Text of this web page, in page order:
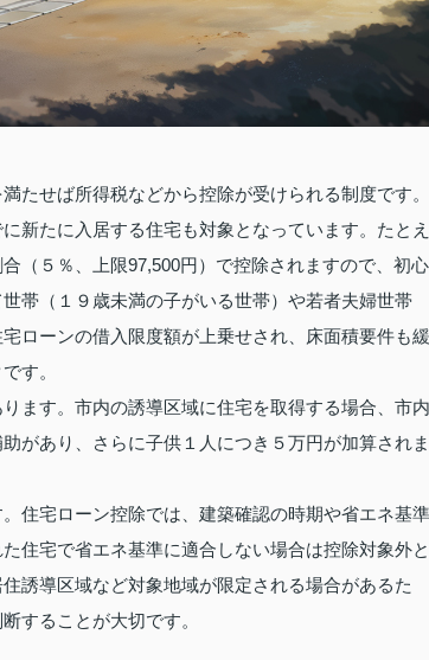
たせば所得税などから控除が受けられる制度です。
新たに入居する住宅も対象となっています。たとえ
（５％、上限97,500円）で控除されますので、初心
帯（１９歳未満の子がいる世帯）や若者夫婦世帯
ローンの借入限度額が上乗せされ、床面積要件も緩
す。
ます。市内の誘導区域に住宅を取得する場合、市内
があり、さらに子供１人につき５万円が加算されま
住宅ローン控除では、建築確認の時期や省エネ基準
住宅で省エネ基準に適合しない場合は控除対象外と
誘導区域など対象地域が限定される場合があるた
することが大切です。